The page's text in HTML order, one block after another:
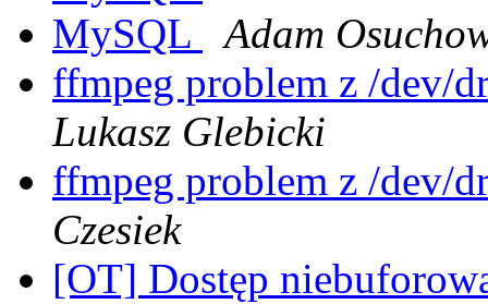
MySQL
Adam
ffmpeg problem z /dev/
Lukasz Glebicki
ffmpeg problem z /dev/
Czesiek
[OT] Dostęp